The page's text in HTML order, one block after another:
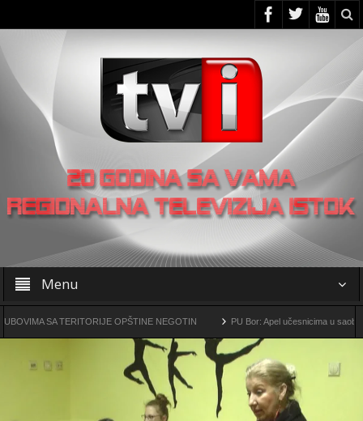
Menu
SA TERITORIJE OPŠTINE NEGOTIN PU Bor: Apel učesnicima u saobraćaju da
metalurški kompleks „Čukaru Peki” i „Malka Golaja“